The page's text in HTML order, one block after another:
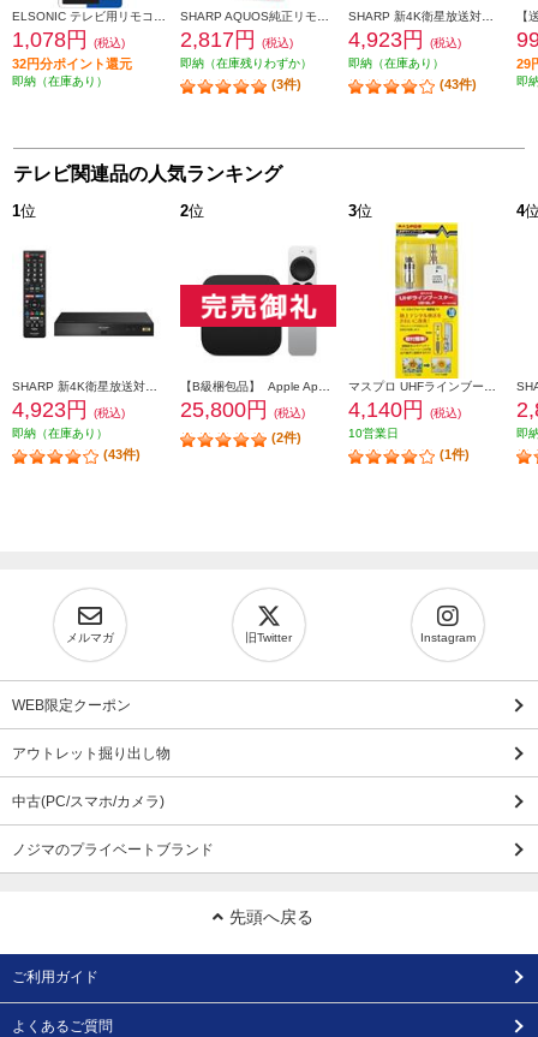
1,078円 (税込)
32円分ポイント還元
即納（在庫あり）
2,817円
(税込)
即納（在庫残りわずか）
(3件)
4,923円
(税込)
即納（在庫あり）
(43件)
29
即
テレビ関連品の人気ランキング
1位
4,923円
(税込)
即納（在庫あり）
(43件)
2位
25,800円 (税込)
(2件)
3位
4,140円
(税込)
10営業日
(1件)
4
即
メルマガ 旧Twitter Instagram
WEB限定クーポン
アウトレット掘り出し物
中古(PC/スマホ/カメラ)
ノジマのプライベートブランド
先頭へ戻る
ご利用ガイド
よくあるご質問